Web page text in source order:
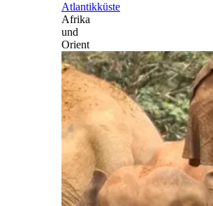
Atlantikküste
Afrika
und
Orient